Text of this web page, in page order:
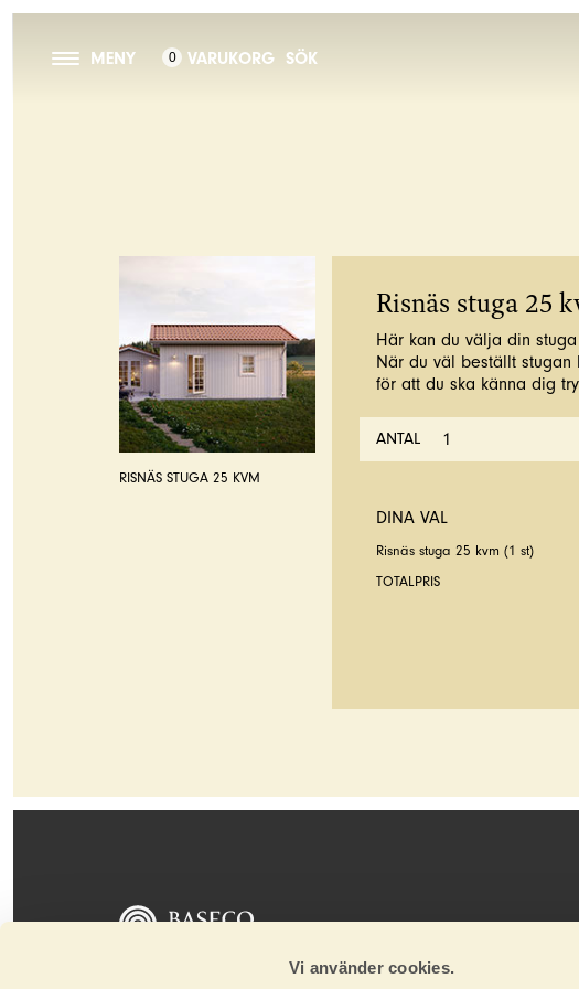
Vi använder cookies.
MENY 0 VARUKORG SÖK
RISNÄS STUGA 25 KVM
Risnäs stuga 25
Här kan du välja din
När du väl beställt
för att du ska känna dig
ANTAL
DINA VAL
Risnäs stuga 25 kvm (1 st)
TOTALPRIS
Baseco tillverkar och marknadsför golv, paneler